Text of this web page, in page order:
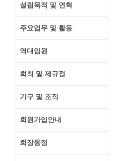
설립목적 및 연혁
주요업무 및 활동
역대임원
회칙 및 제규정
기구 및 조직
회원가입안내
회장동정